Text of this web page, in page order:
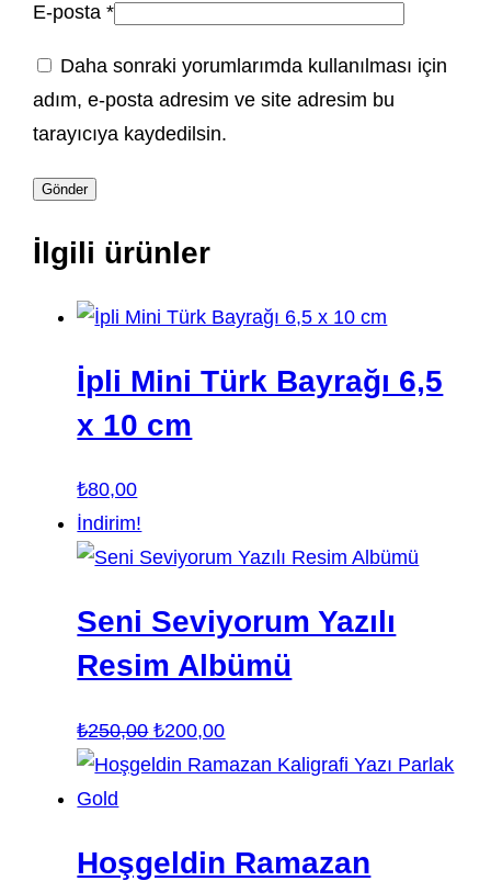
E-posta*
Daha sonraki yorumlarımda kullanılması için
adım, e-posta adresim ve site adresim bu
tarayıcıya kaydedilsin.
İlgili ürünler
İpli Mini Türk Bayrağı 6,5
x 10 cm
₺80,00
İndirim!
Seni Seviyorum Yazılı
Resim Albümü
₺250,00 Orijinal
fiyat:
₺200,00Şu
andaki
Hoşgeldin Ramazan